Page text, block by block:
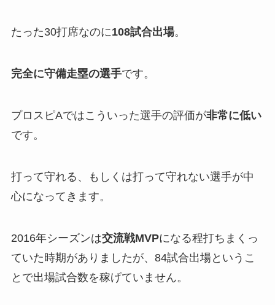
たった30打席なのに108試合出場。
完全に守備走塁の選手です。
プロスピAではこういった選手の評価が非常に低い
です。
打って守れる、もしくは打って守れない選手が中
心になってきます。
2016年シーズンは交流戦MVPになる程打ちまくっ
ていた時期がありましたが、84試合出場というこ
とで出場試合数を稼げていません。